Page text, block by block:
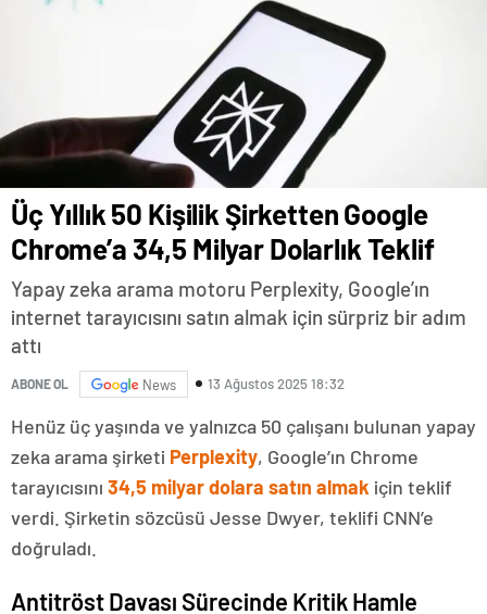
Üç Yıllık 50 Kişilik Şirketten Google
Chrome’a 34,5 Milyar Dolarlık Teklif
Yapay zeka arama motoru Perplexity, Google’ın
internet tarayıcısını satın almak için sürpriz bir adım
attı
ABONE OL News 13 Ağustos 2025 18:32
Henüz üç yaşında ve yalnızca 50 çalışanı bulunan yapay
zeka arama şirketi Perplexity, Google’ın Chrome
tarayıcısını 34,5 milyar dolara satın almak için teklif
verdi. Şirketin sözcüsü Jesse Dwyer, teklifi CNN’e
doğruladı.
Antitröst Davası Sürecinde Kritik Hamle